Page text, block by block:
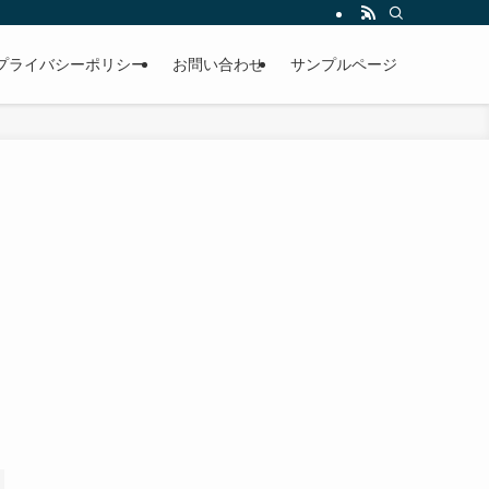
ライバシーポリシー お問い合わせ サンプルページ